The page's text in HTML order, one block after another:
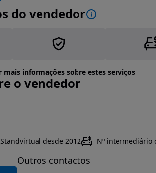
do vendedor
informações sobre estes serviços
o vendedor
desde 2012 Nº intermediário
Outros contactos